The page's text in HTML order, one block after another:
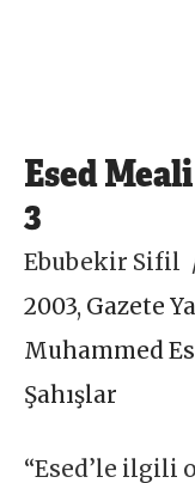
Esed
3
Ebubekir Sifil
2003, Gazete
Muhammed
Şahışlar
“Esed’le